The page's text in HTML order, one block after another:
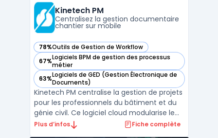
de portefeuilles. Dans les contextes où
plusieurs cha ...
Kinetech PM
Centralisez la gestion documentaire
chantier sur mobile
78%Outils de Gestion de Workflow
— voir Kinetech PM dans cette catégorie
67%Logiciels BPM de gestion des processus
métier
— voir Kinetech PM dans cette catégorie
63%Logiciels de GED (Gestion Électronique de
Documents)
— voir Kinetech PM dans cette catégorie
Kinetech PM centralise la gestion de projets
pour les professionnels du bâtiment et du
génie civil. Ce logiciel cloud modularise le
pilotage de chantier, en digitalisant
Plus d’infos Fiche complète